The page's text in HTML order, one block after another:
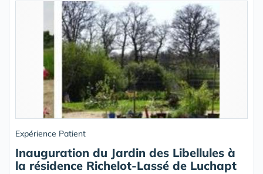
Expérience Patient
Inauguration du Jardin des Libellules à
la résidence Richelot-Lassé de Luchapt